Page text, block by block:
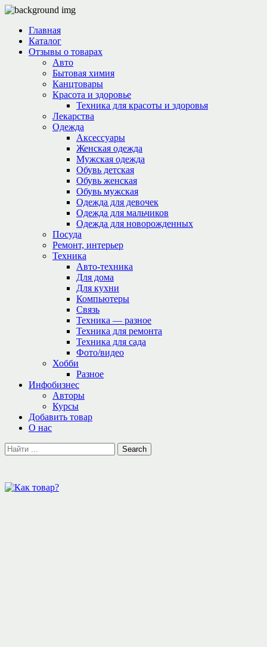
Главная
Каталог
Отзывы о товарах
Авто
Бытовая химия
Канцтовары
Красота и здоровье
Техника для красоты и здоровья
Лекарства
Одежда
Аксессуары
Женская одежда
Мужская одежда
Обувь детская
Обувь женская
Обувь мужская
Одежда для девочек
Одежда для мальчиков
Одежда для новорожденных
Посуда
Ремонт, интерьер
Техника
Авто-техника
Для дома
Для кухни
Компьютеры
Связь
Техника — разное
Техника для ремонта
Техника для сада
Фото/видео
Хобби
Разное
Инфобизнес
Авторы
Курсы
Добавить товар
О нас